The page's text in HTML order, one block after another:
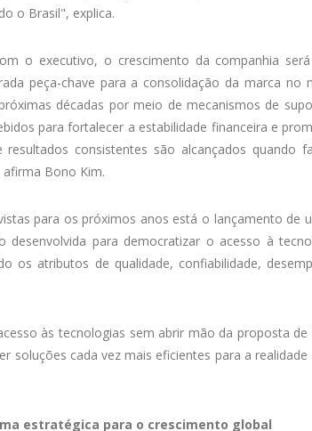
o Brasil", explica.
o executivo, o crescimento da companhia
peça-chave para a consolidação da marca no
décadas por meio de mecanismos de
para fortalecer a estabilidade financeira e
resultados consistentes são alcançados quando
Bono Kim.
para os próximos anos está o lançamento de
desenvolvida para democratizar o acesso à
os atributos de qualidade, confiabilidade,
às tecnologias sem abrir mão da proposta
soluções cada vez mais eficientes para a
estratégica para o crescimento global